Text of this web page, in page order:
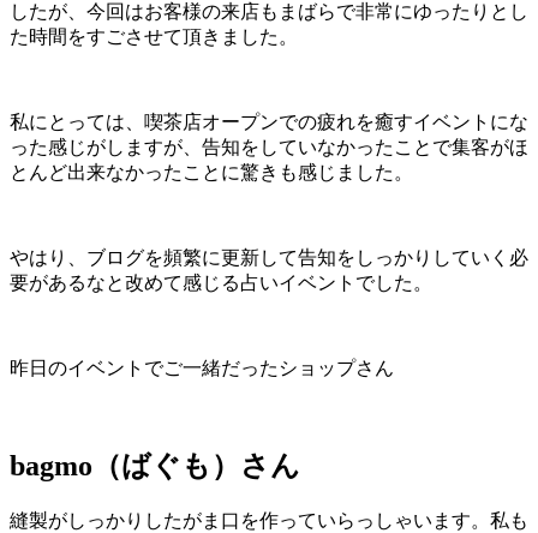
したが、今回はお客様の来店もまばらで非常にゆったりとし
た時間をすごさせて頂きました。
私にとっては、喫茶店オープンでの疲れを癒すイベントにな
った感じがしますが、告知をしていなかったことで集客がほ
とんど出来なかったことに驚きも感じました。
やはり、ブログを頻繁に更新して告知をしっかりしていく必
要があるなと改めて感じる占いイベントでした。
昨日のイベントでご一緒だったショップさん
bagmo（ばぐも）さん
縫製がしっかりしたがま口を作っていらっしゃいます。私も